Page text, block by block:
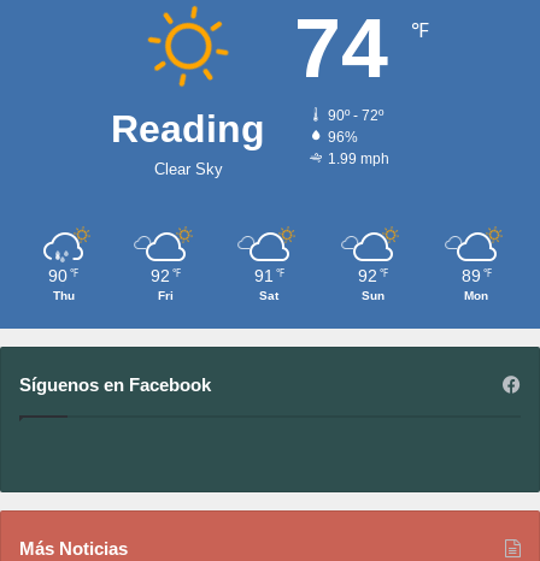
Reading
Clear Sky
74 ℉
90º - 72º
96%
1.99 mph
90 ℉
Thu
92 ℉
Fri
91 ℉
Sat
92 ℉
Sun
89 ℉
Mon
Síguenos en Facebook
Más Noticias